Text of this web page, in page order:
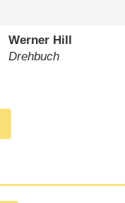
Werner Hill
Drehbuch